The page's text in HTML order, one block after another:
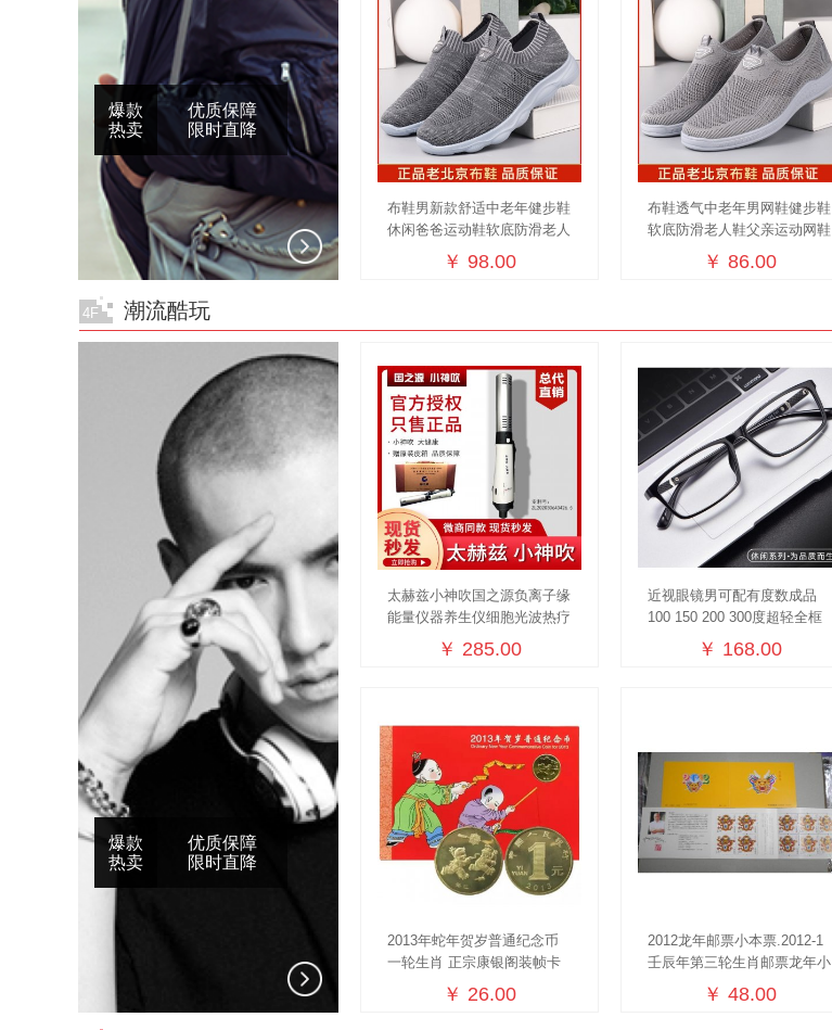
爆款
热卖
优质保障
限时直降
布鞋男新款舒适中老年健步鞋
休闲爸爸运动鞋软底防滑老人
￥ 98.00
布鞋透气中老年男网鞋健步鞋
软底防滑老人鞋父亲运动网鞋
￥ 86.00
4F 潮流酷玩
爆款
热卖
优质保障
限时直降
太赫兹小神吹国之源负离子缘
能量仪器养生仪细胞光波热疗
官方正品￥ 285.00
近视眼镜男可配有度数成品
100 150 200 300度超轻全框
黑色近视镜￥ 168.00
2013年蛇年贺岁普通纪念币
一轮生肖 正宗康银阁装帧卡
￥ 26.00
2012龙年邮票小本票.2012-1
壬辰年第三轮生肖邮票龙年小
本票 折本￥ 48.00